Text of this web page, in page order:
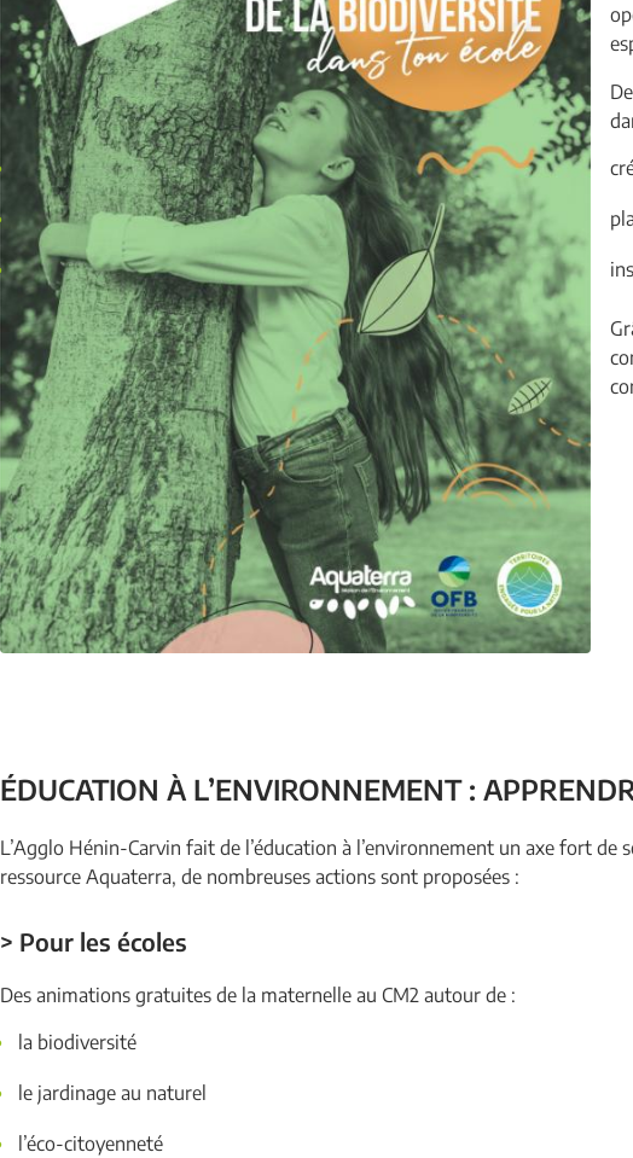
ÉDUCATION À L’ENVIRONNEMENT :
L’Agglo Hénin-Carvin fait de l’éducation à l’environnement un axe fort
ressource Aquaterra, de nombreuses actions sont proposées :
> Pour les écoles
Des animations gratuites de la maternelle au CM2 autour de :
la biodiversité
le jardinage au naturel
l’éco-citoyenneté